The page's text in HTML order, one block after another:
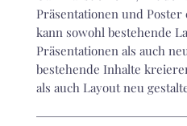
Präsentationen und Poster
kann sowohl bestehende
Präsentationen als auch
bestehende Inhalte
als auch Layout neu